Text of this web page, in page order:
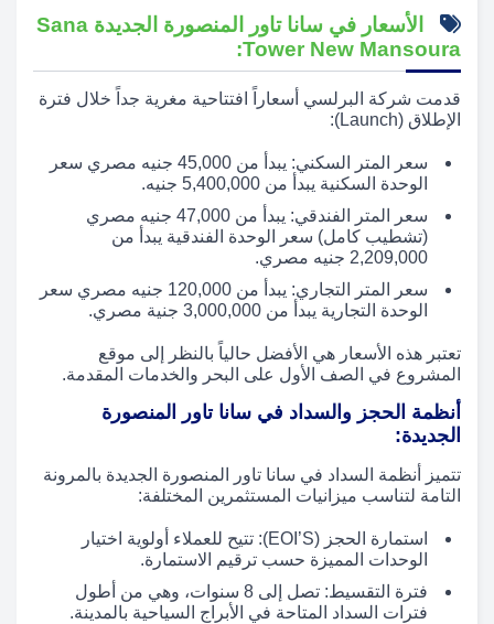
الأسعار في سانا تاور المنصورة الجديدة Sana
Tower New Mansoura:
قدمت شركة البرلسي أسعاراً افتتاحية مغرية جداً خلال فترة
الإطلاق (Launch):
سعر المتر السكني: يبدأ من 45,000 جنيه مصري سعر
الوحدة السكنية يبدأ من 5,400,000 جنيه.
سعر المتر الفندقي: يبدأ من 47,000 جنيه مصري
(تشطيب كامل) سعر الوحدة الفندقية يبدأ من
2,209,000 جنيه مصري.
سعر المتر التجاري: يبدأ من 120,000 جنيه مصري سعر
الوحدة التجارية يبدأ من 3,000,000 جنية مصري.
تعتبر هذه الأسعار هي الأفضل حالياً بالنظر إلى موقع
المشروع في الصف الأول على البحر والخدمات المقدمة.
أنظمة الحجز والسداد في سانا تاور المنصورة
الجديدة:
تتميز أنظمة السداد في سانا تاور المنصورة الجديدة بالمرونة
التامة لتناسب ميزانيات المستثمرين المختلفة:
استمارة الحجز (EOI’S): تتيح للعملاء أولوية اختيار
الوحدات المميزة حسب ترقيم الاستمارة.
فترة التقسيط: تصل إلى 8 سنوات، وهي من أطول
فترات السداد المتاحة في الأبراج السياحية بالمدينة.